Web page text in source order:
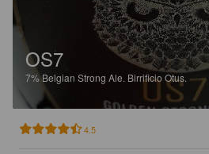
OS7
7%Belgian Strong Ale. Birrificio Otus.
4.5